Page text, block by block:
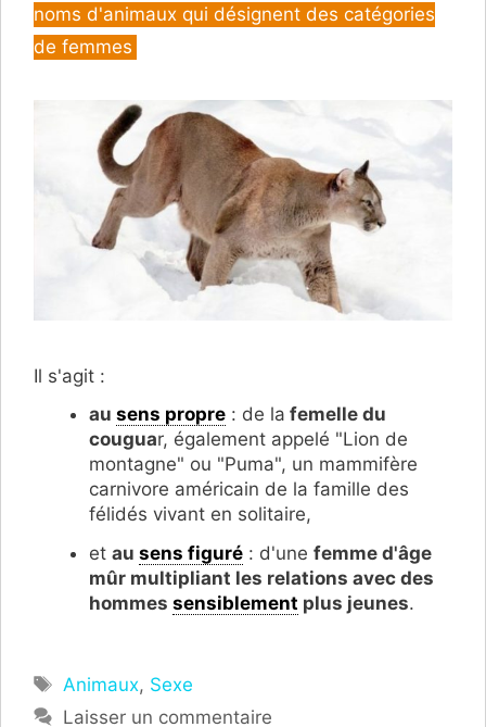
noms d'animaux qui désignent des catégories
de femmes
Il s'agit :
au sens propre : de la femelle du
couguar, également appelé "Lion de
montagne" ou "Puma", un mammifère
carnivore américain de la famille des
félidés vivant en solitaire,
et au sens figuré : d'une femme d'âge
mûr multipliant les relations avec des
hommes sensiblement plus jeunes.
Étiquettes
Animaux, Sexe
Laisser un commentaire